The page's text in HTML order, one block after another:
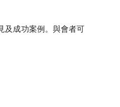
及成功案例。與會者可